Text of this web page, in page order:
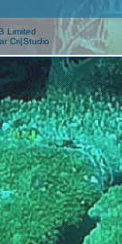
Limited
Cri|Studio